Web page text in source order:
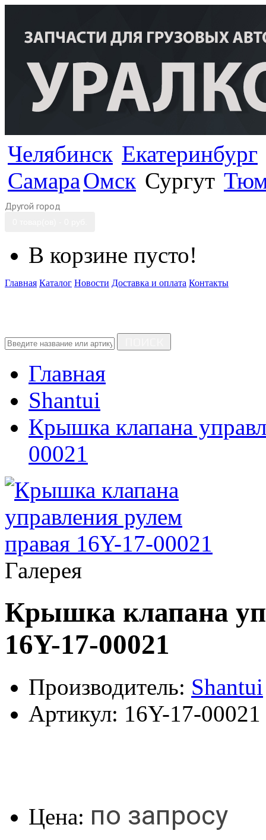
Челябинск Екатеринбург
СамараОмск Сургут
Другой город
В корзине пусто!
Главная Каталог Новости Доставка и оплата Контакты
Главная
Shantui
Крышка клапана
00021
Галерея
Крышка клапана
16Y-17-00021
Производитель: Shantui
Артикул: 16Y-17-00021
Цена: по запросу